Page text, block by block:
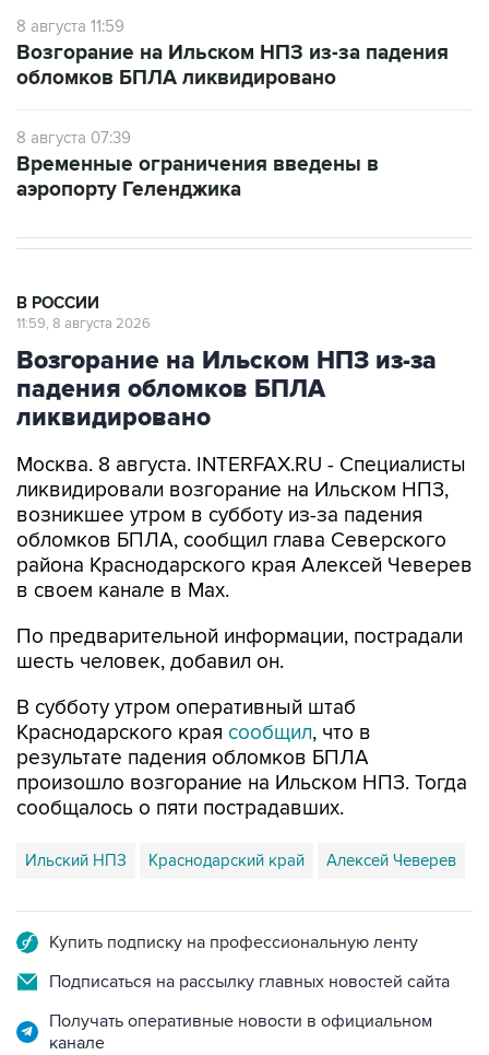
8 августа 11:59
Возгорание на Ильском НПЗ из-за падения
обломков БПЛА ликвидировано
8 августа 07:39
Временные ограничения введены в
аэропорту Геленджика
В РОССИИ
11:59, 8 августа 2026
Возгорание на Ильском НПЗ из-за
падения обломков БПЛА
ликвидировано
Москва. 8 августа. INTERFAX.RU - Специалисты
ликвидировали возгорание на Ильском НПЗ,
возникшее утром в субботу из-за падения
обломков БПЛА, сообщил глава Северского
района Краснодарского края Алексей Чеверев
в своем канале в Max.
По предварительной информации, пострадали
шесть человек, добавил он.
В субботу утром оперативный штаб
Краснодарского края сообщил, что в
результате падения обломков БПЛА
произошло возгорание на Ильском НПЗ. Тогда
сообщалось о пяти пострадавших.
Ильский НПЗ Краснодарский край Алексей Чеверев
Купить подписку на профессиональную ленту
Подписаться на рассылку главных новостей сайта
Получать оперативные новости в официальном
канале